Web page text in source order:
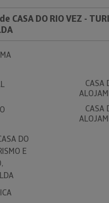
CASA DO RIO VEZ -
CASA
CASA
DO
E